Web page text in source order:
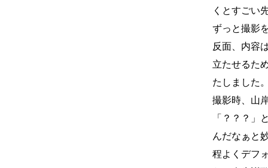
くとすごい
ずっと撮影
反面、内容
立たせるた
たしました。
撮影時、山
「？？？」
んだなぁと
程よくデフ